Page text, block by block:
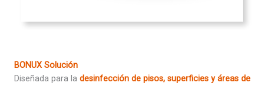
BONUX Solución
Diseñada para la desinfección de pisos, superficies y áreas de